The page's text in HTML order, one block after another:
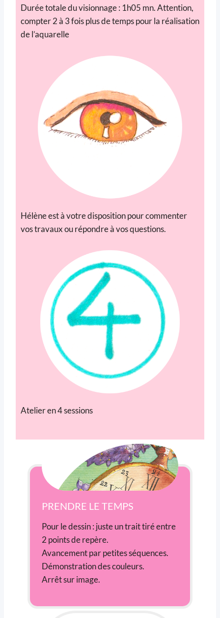
Durée totale du visionnage : 1h05 mn. Attention,
compter 2 à 3 fois plus de temps pour la réalisation
de l’aquarelle
Hélène est à votre disposition pour commenter
vos travaux ou répondre à vos questions.
Atelier en 4 sessions
PRENDRE LE TEMPS
Pour le dessin : juste un trait tiré entre
2 points de repère.
Avancement par petites séquences.
Démonstration des couleurs.
Arrêt sur image.